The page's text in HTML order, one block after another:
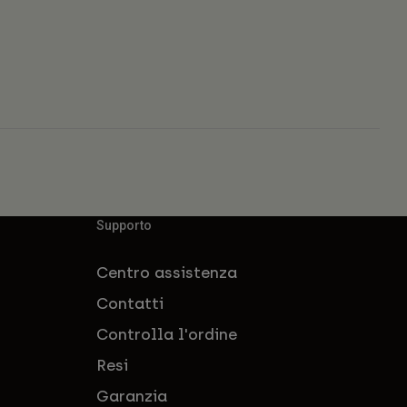
Supporto
Centro assistenza
Contatti
Controlla l'ordine
Resi
Garanzia